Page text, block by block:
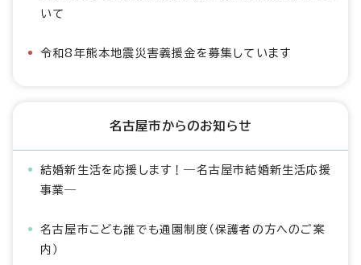
いて
令和8年熊本地震災害義援金を募集しています
名古屋市からのお知らせ
結婚新生活を応援します！―名古屋市結婚新生活応援
事業―
名古屋市こども誰でも通園制度（保護者の方へのご案
内）